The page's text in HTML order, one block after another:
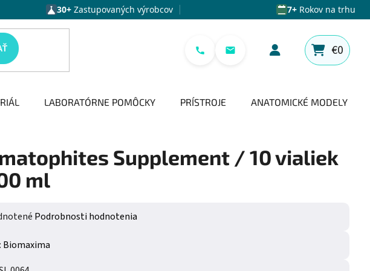
30+ Zastupovaných výrobcov 7+Rokov na trhu
NÁKUPNÝ
€0
LABORATÓRNE POMÔCKY PRÍSTROJE ANATOMICKÉ MODELY
Supplement / 10 vialiek
ml
hodnotenie produktu je 0,0 z 5 hviezdičiek.
Podrobnosti hodnotenia
Biomaxima